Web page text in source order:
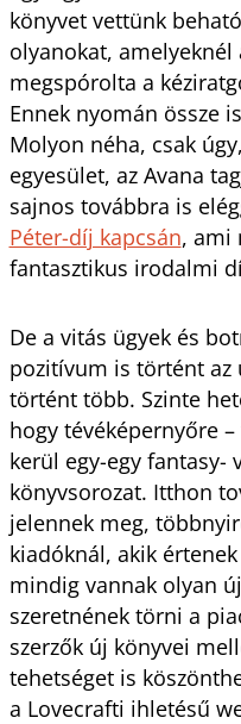
könyvet vettünk
olyanokat,
megspórolta a
Ennek nyomán össze
Molyon néha, csak
egyesület, az Avana
sajnos továbbra is
Péter-díj kapcsán, ami
fantasztikus irodalmi
De a vitás ügyek és
pozitívum is történt az
történt több. Szinte
hogy tévéképernyőre
kerül egy-egy fantasy-
könyvsorozat. Itthon
jelennek meg,
kiadóknál, akik
mindig vannak olyan
szeretnének törni a
szerzők új könyvei
tehetséget is
a Lovecrafti ihletésű